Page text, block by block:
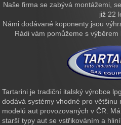
Naše firma se zabývá montážemi,
již 22
Námi dodávané koponenty jsou
Rádi vám pomůžeme s
Tartarini je tradiční italský výrobce
dodává systémy vhodné pro většinu
modelů aut provozovaných v ČR.
starší typy aut se vstřikováním a